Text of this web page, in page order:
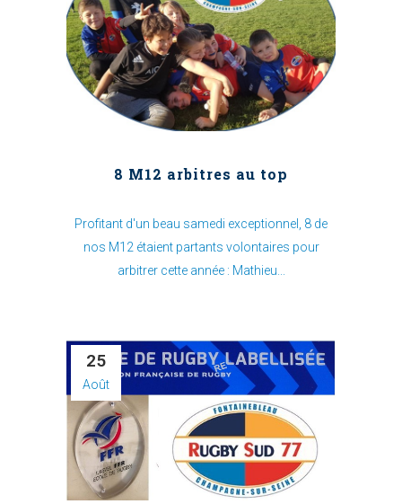
8 M12 arbitres au top
Profitant d'un beau samedi exceptionnel, 8 de
nos M12 étaient partants volontaires pour
arbitrer cette année : Mathieu...
25
Août